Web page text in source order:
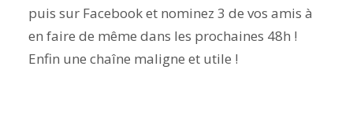
puis sur Facebook et nominez 3 de vos amis à
en faire de même dans les prochaines 48h !
Enfin une chaîne maligne et utile !